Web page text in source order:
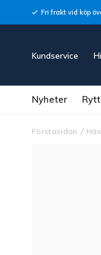
Fri frakt vid köp
Kundservice
Nyheter
Förstasidan